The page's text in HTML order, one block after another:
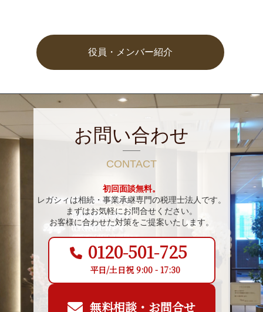
役員・メンバー紹介
お問い合わせ
CONTACT
初回面談無料。
レガシィは相続・事業承継専門の税理士法人です。
まずはお気軽にお問合せください。
お客様に合わせた対策をご提案いたします。
0120-501-725
平日/土日祝 9:00 - 17:30
無料相談・お問合せ